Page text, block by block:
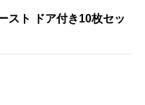
スト ドア付き10枚セッ